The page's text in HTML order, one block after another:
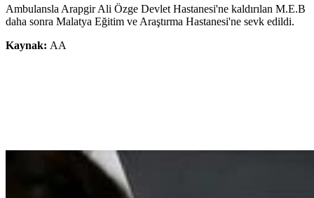
Ambulansla Arapgir Ali Özge Devlet Hastanesi'ne kaldırılan M.E.B
daha sonra Malatya Eğitim ve Araştırma Hastanesi'ne sevk edildi.
Kaynak: AA